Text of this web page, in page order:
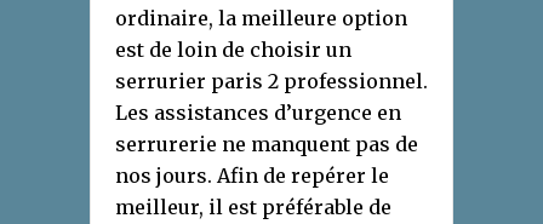
ordinaire, la meilleure option
est de loin de choisir un
serrurier paris 2 professionnel.
Les assistances d’urgence en
serrurerie ne manquent pas de
nos jours. Afin de repérer le
meilleur, il est préférable de